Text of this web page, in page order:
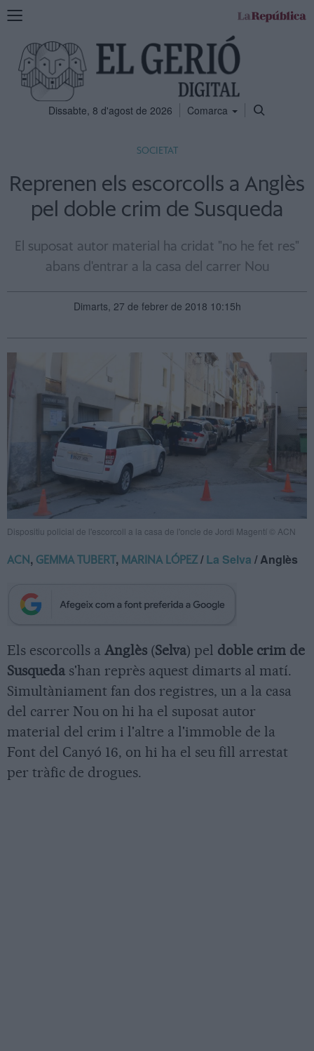
Mostra
navegació
Dissabte, 8 d'agost de 2026 Comarca
SOCIETAT
Reprenen els escorcolls a Anglès
pel doble crim de Susqueda
El suposat autor material ha cridat "no he fet res"
abans d'entrar a la casa del carrer Nou
Dimarts, 27 de febrer de 2018 10:15h
Dispositiu policial de l'escorcoll a la casa de l'oncle de Jordi Magentí © ACN
ACN, GEMMA TUBERT , MARINA LÓPEZ /La Selva / Anglès
Els escorcolls a Anglès (Selva) pel doble crim de
Susqueda s'han reprès aquest dimarts al matí.
Simultàniament fan dos registres, un a la casa
del carrer Nou on hi ha el suposat autor
material del crim i l'altre a l'immoble de la
Font del Canyó 16, on hi ha el seu fill arrestat
per tràfic de drogues.